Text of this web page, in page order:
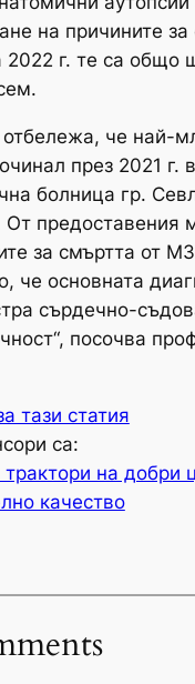
на причините за
2022 г. те са общо
че най-
през 2021 г.
болница гр.
От предоставения
за смъртта от
че основната
сърдечно-
посочва
тази статия
са:
трактори на добри
качество